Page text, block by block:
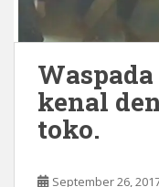
kenal
toko.
September 26,